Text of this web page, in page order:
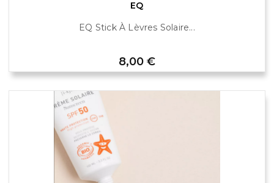
EQ
EQ Stick À Lèvres Solaire...
Prix
8,00 €